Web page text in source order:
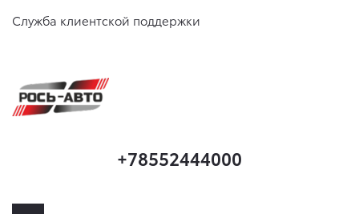
Служба клиентской поддержки
+78552444000